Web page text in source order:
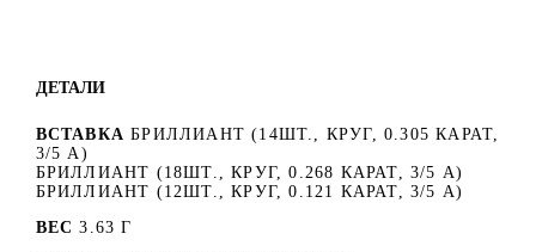
ДЕТАЛИ
ВСТАВКА БРИЛЛИАНТ (14ШТ., КРУГ, 0.305 КАРАТ,
3/5 А)
БРИЛЛИАНТ (18ШТ., КРУГ, 0.268 КАРАТ, 3/5 А)
БРИЛЛИАНТ (12ШТ., КРУГ, 0.121 КАРАТ, 3/5 А)
ВЕС 3.63 Г